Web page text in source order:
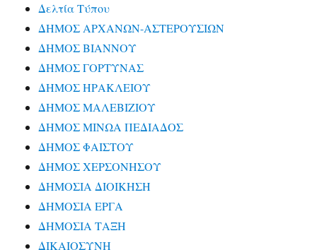
Δελτία Τύπου
ΔΗΜΟΣ ΑΡΧΑΝΩΝ-ΑΣΤΕΡΟΥΣΙΩΝ
ΔΗΜΟΣ ΒΙΑΝΝΟΥ
ΔΗΜΟΣ ΓΟΡΤΥΝΑΣ
ΔΗΜΟΣ ΗΡΑΚΛΕΙΟΥ
ΔΗΜΟΣ ΜΑΛΕΒΙΖΙΟΥ
ΔΗΜΟΣ ΜΙΝΩΑ ΠΕΔΙΑΔΟΣ
ΔΗΜΟΣ ΦΑΙΣΤΟΥ
ΔΗΜΟΣ ΧΕΡΣΟΝΗΣΟΥ
ΔΗΜΟΣΙΑ ΔΙΟΙΚΗΣΗ
ΔΗΜΟΣΙΑ ΕΡΓΑ
ΔΗΜΟΣΙΑ ΤΑΞΗ
ΔΙΚΑΙΟΣΥΝΗ